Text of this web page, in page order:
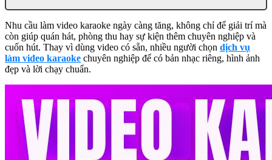
Nhu cầu làm video karaoke ngày càng tăng, không chỉ để giải trí mà
còn giúp quán hát, phòng thu hay sự kiện thêm chuyên nghiệp và
cuốn hút. Thay vì dùng video có sẵn, nhiều người chọn dịch vụ
làm video karaoke chuyên nghiệp để có bản nhạc riêng, hình ảnh
đẹp và lời chạy chuẩn.